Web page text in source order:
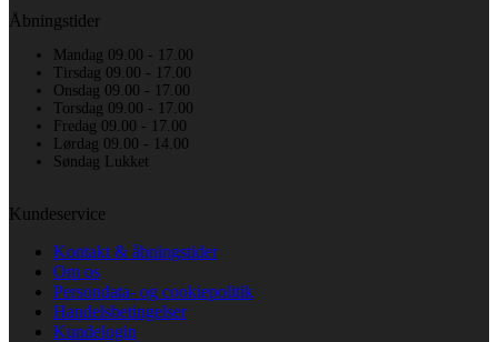
Åbningstider
Mandag 09.00 - 17.00
Tirsdag 09.00 - 17.00
Onsdag 09.00 - 17.00
Torsdag 09.00 - 17.00
Fredag 09.00 - 17.00
Lørdag 09.00 - 14.00
Søndag Lukket
Kundeservice
Kontakt & åbningstider
Om os
Persondata- og cookiepolitik
Handelsbetingelser
Kundelogin